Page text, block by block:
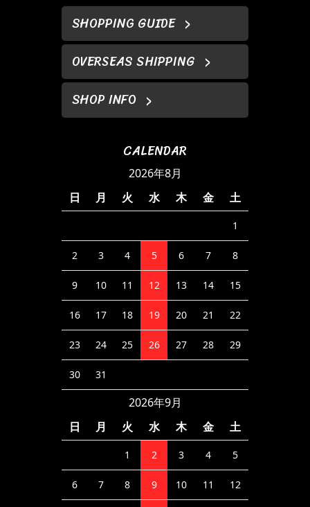
SHOPPING GUIDE
OVERSEAS SHIPPING
SHOP INFO
CALENDAR
2026年8月
日
月 火 水 木 金 土
1
2 3 4 5 6 7 8
9 10 11 12 13 14 15
16 17 18 19 20 21 22
23 24 25 26 27 28 29
30 31
2026年9月
日
月 火 水 木 金 土
1 2 3 4 5
6 7 8 9 10 11 12